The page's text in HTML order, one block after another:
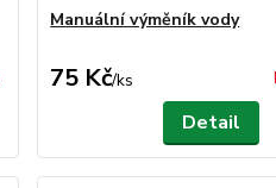
Manuální výměník vody
75 Kč/ks
Detail